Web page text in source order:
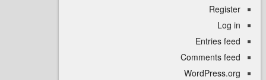
Entries
Comments